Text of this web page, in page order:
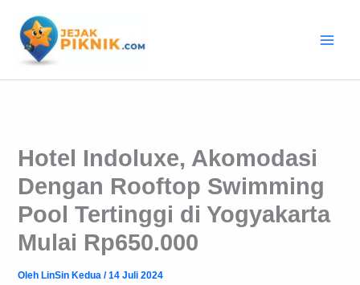
konten
Hotel Indoluxe, Akomodasi
Dengan Rooftop Swimming
Pool Tertinggi di Yogyakarta
Mulai Rp650.000
Oleh LinSin Kedua/14 Juli 2024